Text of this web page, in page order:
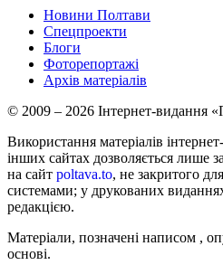
Новини Полтави
Спецпроекти
Блоги
Фоторепортажі
Архів матеріалів
© 2009 – 2026 Інтернет-видання
Використання матеріалів
інших сайтах дозволяється лише
на сайт poltava.to, не закритого
системами; у друкованих
редакцією.
Матеріали, позначені написом ,
основі.